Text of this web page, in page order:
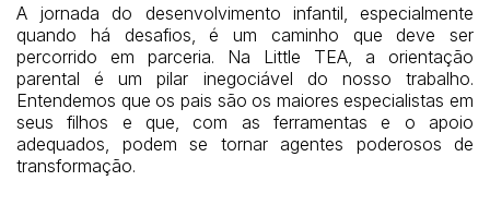
A jornada do desenvolvimento infantil, especialmente
quando há desafios, é um caminho que deve ser
percorrido em parceria. Na Little TEA, a orientação
parental é um pilar inegociável do nosso trabalho.
Entendemos que os pais são os maiores especialistas em
seus filhos e que, com as ferramentas e o apoio
adequados, podem se tornar agentes poderosos de
transformação.